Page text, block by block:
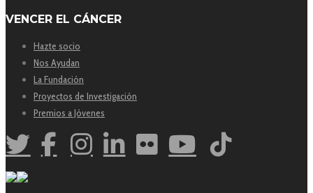
VENCER EL CÁNCER
Hazte socio
Nos Ayudan
La Fundación
Proyectos de Investigación
Premios a Jóvenes